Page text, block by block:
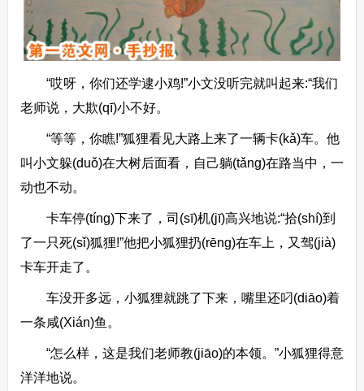
“哎呀，你们还学逮小鸡!”小文没听完就叫起来:“我们
老师说，大欺(qī)小不好。
“等等，你瞧!”狐狸看见大路上来了一辆卡(kǎ)车。他
叫小文躲(duǒ)在大树后面看，自己躺(tǎng)在路当中，一
动也不动。
卡车停(tíng)下来了，司(sī)机(jī)高兴地说:“拾(shí)到
了一只死(sǐ)狐狸!”他把小狐狸扔(rēng)在车上，又驾(jià)
卡车开走了。
车没开多远，小狐狸就跳了下来，嘴里还叼(diāo)着
一条咸(Xián)鱼。
“怎么样，这是我们老师教(jiāo)的本领。”小狐狸得意
洋洋地说。